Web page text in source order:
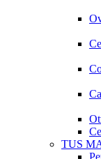
TUS